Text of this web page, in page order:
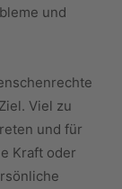
und
Viel zu
und für
Kraft oder